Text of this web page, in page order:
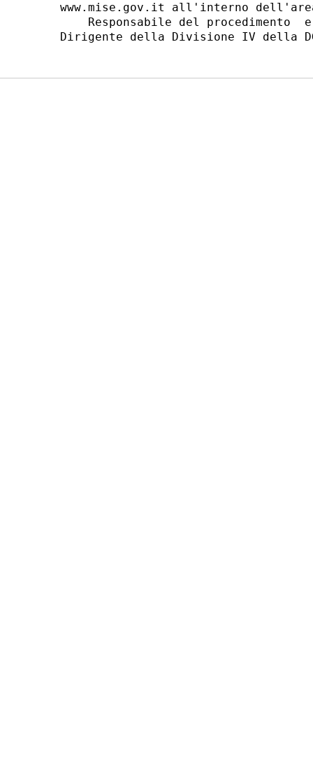
www.mise.gov.it all'interno
Responsabile del procedimento